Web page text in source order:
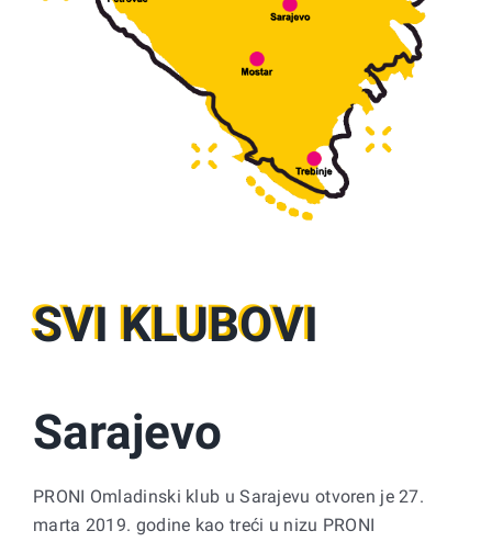
SVI KLUBOVI
Sarajevo
PRONI Omladinski klub u Sarajevu otvoren je 27.
marta 2019. godine kao treći u nizu PRONI